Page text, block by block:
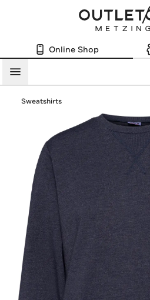
Online Shop
Menü
Sweatshirts